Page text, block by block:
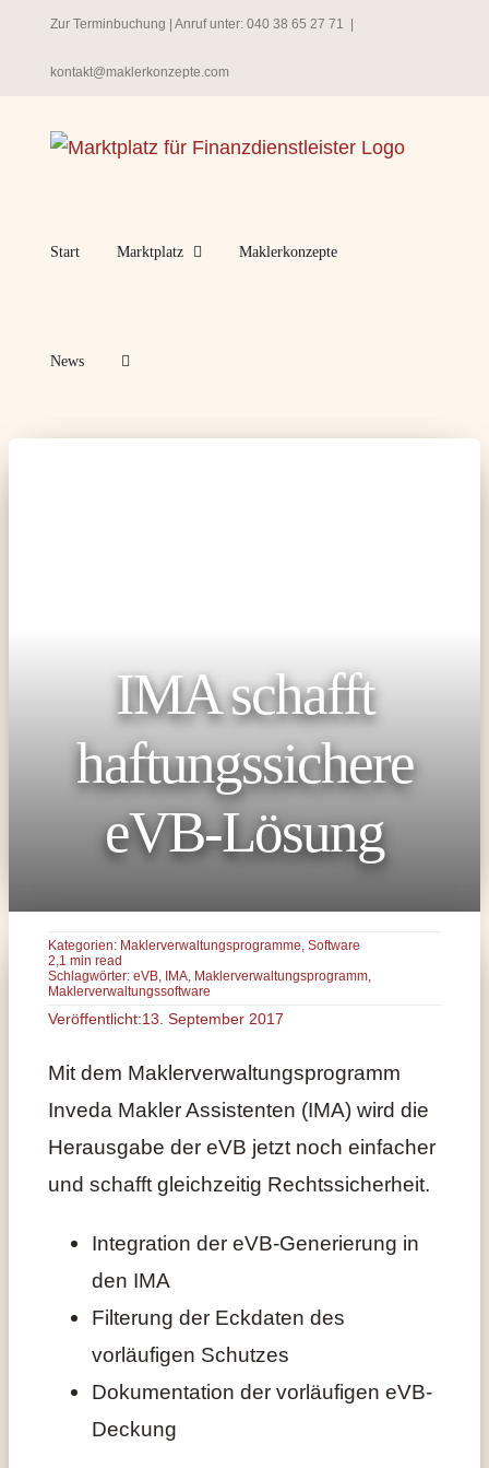
springen
Zur Terminbuchung | Anruf unter: 040 38 65 27 71
kontakt@maklerkonzepte.com
Start Marktplatz Maklerkonzepte
News
IMA schafft
haftungssichere
eVB-Lösung
Kategorien: Maklerverwaltungsprogramme Software
2,1 min read
Schlagwörter: eVB, IMA, Maklerverwaltungsprogramm,
Maklerverwaltungssoftware
Veröffentlicht:13. September 2017
Mit dem Maklerverwaltungsprogramm
Inveda Makler Assistenten (IMA) wird die
Herausgabe der eVB jetzt noch einfacher
und schafft gleichzeitig Rechtssicherheit.
Integration der eVB-Generierung in
den IMA
Filterung der Eckdaten des
vorläufigen Schutzes
Dokumentation der vorläufigen eVB-
Deckung